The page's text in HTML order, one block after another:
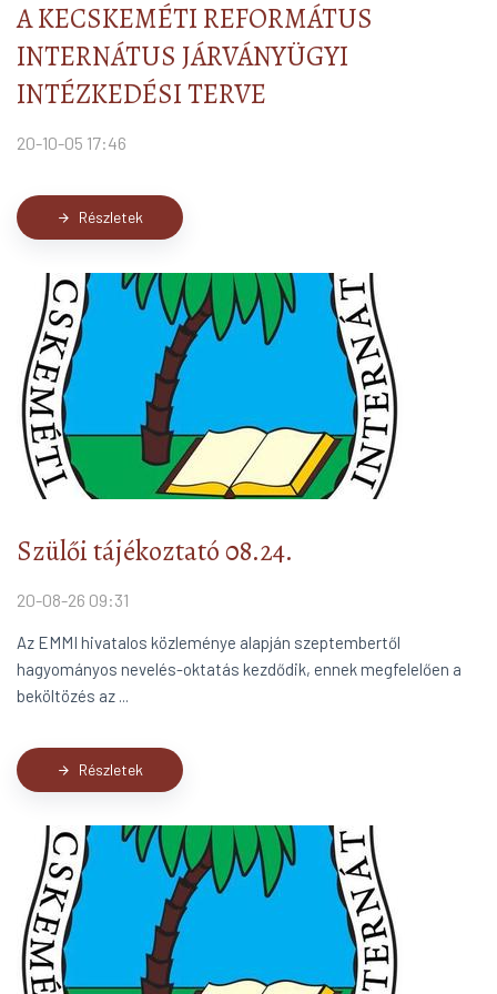
A KECSKEMÉTI REFORMÁTUS
INTERNÁTUS JÁRVÁNYÜGYI
INTÉZKEDÉSI TERVE
20-10-05 17:46
arrow_forward Részletek
Szülői tájékoztató 08.24.
20-08-26 09:31
Az EMMI hivatalos közleménye alapján szeptembertől
hagyományos nevelés-oktatás kezdődik, ennek megfelelően a
beköltözés az ...
arrow_forward Részletek